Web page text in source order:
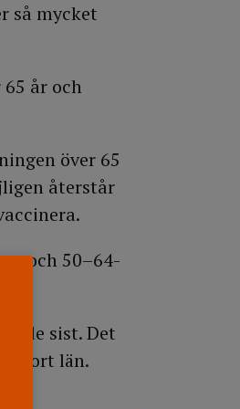
så mycket
år och
över 65
återstår
och 50–64-
sist. Det
stort län.